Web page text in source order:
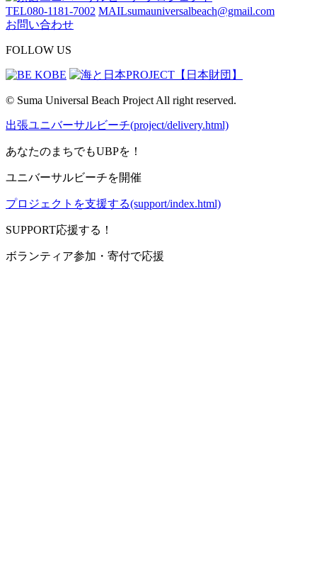
TEL080-1181-7002 MAILsumauniversalbeach@gmail.com
お問い合わせ
FOLLOW US
© Suma Universal Beach Project All right reserved.
出張ユニバーサルビーチ(project/delivery.html)
あなたのまちでもUBPを！
ユニバーサルビーチを開催
プロジェクトを支援する(support/index.html)
SUPPORT応援する！
ボランティア参加・寄付で応援